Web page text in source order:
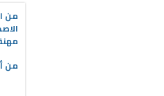
من
من